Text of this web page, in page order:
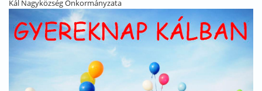
Kál Nagyközség Önkormányzata